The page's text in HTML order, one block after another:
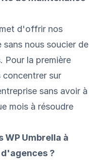
d'offrir nos
sans nous soucier de
Pour la première
concentrer sur
sans avoir à
mois à résoudre
WP Umbrella à
?